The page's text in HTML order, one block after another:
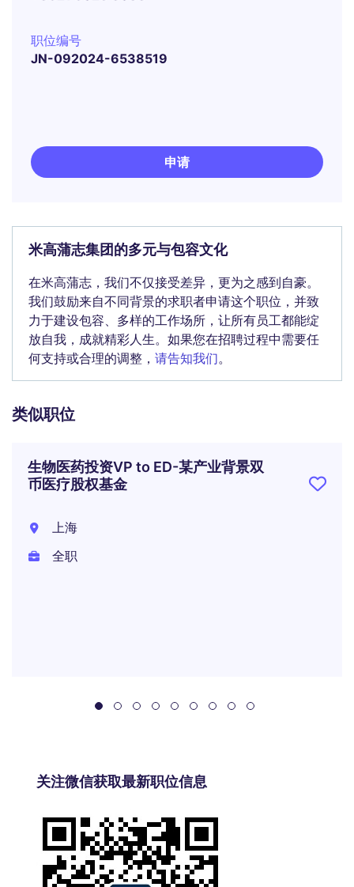
职位编号
JN-092024-6538519
申请
米高蒲志集团的多元与包容文化
在米高蒲志，我们不仅接受差异，更为之感到自豪。
我们鼓励来自不同背景的求职者申请这个职位，并致
力于建设包容、多样的工作场所，让所有员工都能绽
放自我，成就精彩人生。如果您在招聘过程中需要任
何支持或合理的调整， 请告知我们。
类似职位
生物医药投资VP to ED-某产业背景双
币医疗股权基金
上海
全职
关注微信获取最新职位信息